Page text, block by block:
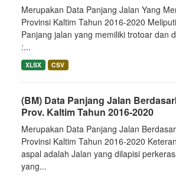
Merupakan Data Panjang Jalan Yang
Provinsi Kaltim Tahun 2016-2020
Panjang jalan yang memiliki trotoar dan
:...
XLSX CSV
(BM) Data Panjang Jalan
Prov. Kaltim Tahun 2016-2020
Merupakan Data Panjang Jalan
Provinsi Kaltim Tahun 2016-2020
aspal adalah Jalan yang dilapisi
yang...